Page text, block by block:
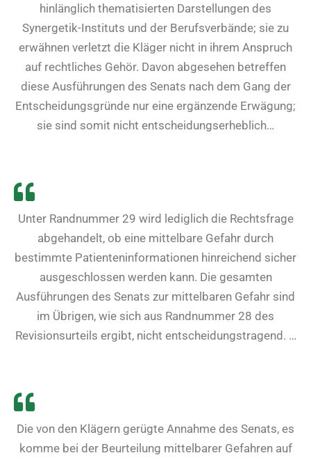
hinlänglich thematisierten Darstellungen des
Synergetik-Instituts und der Berufsverbände; sie zu
erwähnen verletzt die Kläger nicht in ihrem Anspruch
auf rechtliches Gehör. Davon abgesehen betreffen
diese Ausführungen des Senats nach dem Gang der
Entscheidungsgründe nur eine ergänzende Erwägung;
sie sind somit nicht entscheidungserheblich…
Unter Randnummer 29 wird lediglich die Rechtsfrage
abgehandelt, ob eine mittelbare Gefahr durch
bestimmte Patienteninformationen hinreichend sicher
ausgeschlossen werden kann. Die gesamten
Ausführungen des Senats zur mittelbaren Gefahr sind
im Übrigen, wie sich aus Randnummer 28 des
Revisionsurteils ergibt, nicht entscheidungstragend. …
Die von den Klägern gerügte Annahme des Senats, es
komme bei der Beurteilung mittelbarer Gefahren auf